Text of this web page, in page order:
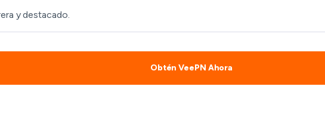
y destacado.
Obtén VeePN Ahora